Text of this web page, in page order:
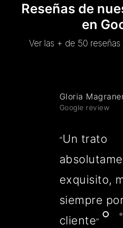
Reseñas de
en
Ver las + de 50 reseñas
Gloria
Google review
“Un trato
exquisito,
siempre
cliente”